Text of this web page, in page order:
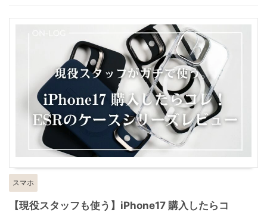
スマホ
【現役スタッフも使う】iPhone17 購入したらコ